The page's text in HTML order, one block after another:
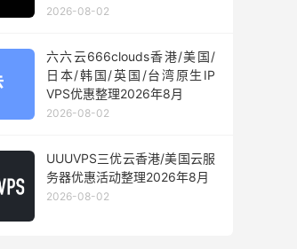
2026-08-02
六六云666clouds香港/美国/
日本/韩国/英国/台湾原生IP
VPS优惠整理2026年8月
2026-08-02
UUUVPS三优云香港/美国云服
务器优惠活动整理2026年8月
2026-08-02